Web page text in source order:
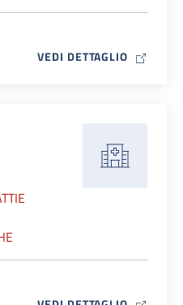
VEDI DETTAGLIO MAP ICON